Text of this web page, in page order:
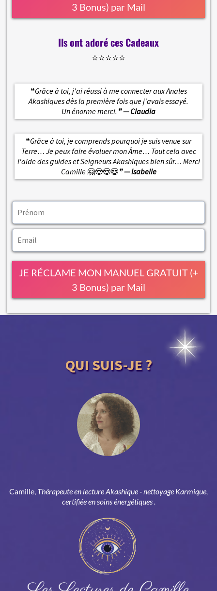
3 Bonus) par Mail
Ils ont adoré ces Cadeaux
⭐️⭐️⭐️⭐️⭐️
❝Grâce à toi, j'ai réussi à me connecter aux Anales
Akashiques dès la première fois que j'avais essayé.
Un énorme merci.❞— Claudia
❝Grâce à toi, je comprends pourquoi je suis venue sur
Terre… Je peux faire évoluer mon Âme… Tout cela avec
l'aide des guides et Seigneurs Akashiques bien sûr… Merci
Camille 🤗😍😍😍❞— Isabelle
JE RÉCLAME MON MANUEL GRATUIT (+
3 Bonus) par Mail
QUI SUIS-JE ?
Camille, Thérapeute en lecture Akashique - nettoyage Karmique,
certifiée en soins énergétiques .